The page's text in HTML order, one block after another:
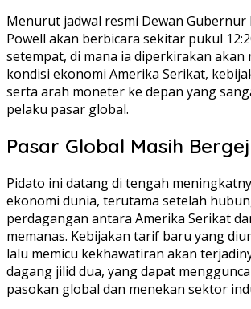
Menurut jadwal resmi Dewan Gubernur
Powell akan berbicara sekitar pukul
setempat, di mana ia diperkirakan akan
kondisi ekonomi Amerika Serikat,
serta arah moneter ke depan yang
pelaku pasar global.
Pasar Global Masih
Pidato ini datang di tengah
ekonomi dunia, terutama setelah
perdagangan antara Amerika Serikat
memanas. Kebijakan tarif baru yang
lalu memicu kekhawatiran akan
dagang jilid dua, yang dapat
pasokan global dan menekan sektor